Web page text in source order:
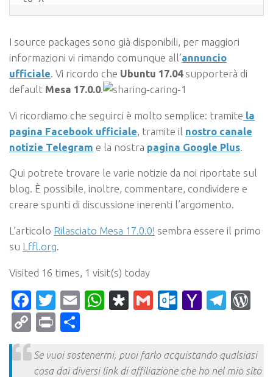
I source packages sono già disponibili, per maggiori
informazioni vi rimando comunque all’annuncio
ufficiale. Vi ricordo che Ubuntu 17.04supporterà di
default Mesa 17.0.0.
Vi ricordiamo che seguirci è molto semplice: tramite la
pagina Facebook ufficiale , tramite il nostro canale
notizie Telegram e la nostra pagina Google Plus
Qui potrete trovare le varie notizie da noi riportate sul
blog. È possibile, inoltre, commentare, condividere e
creare spunti di discussione inerenti l’argomento.
L’articolo Rilasciato Mesa 17.0.0! sembra essere il primo
su Lffl.org.
Visited 16 times, 1 visit(s) today
Facebook
Twitter
EmailWhatsApp
Diaspora
Gmail Yahoo
CopyPrint
Se vuoi sostenermi, puoi farlo acquistando qualsiasi
cosa dai diversi link di affiliazione che ho nel mio sito